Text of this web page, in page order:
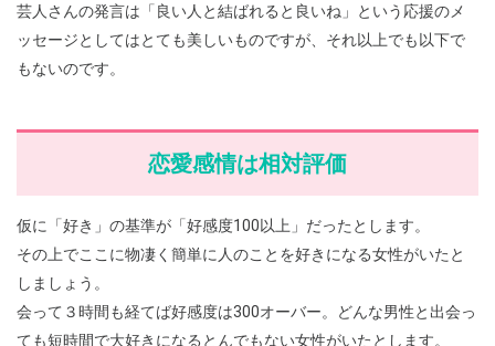
芸人さんの発言は「良い人と結ばれると良いね」という応援のメ
ッセージとしてはとても美しいものですが、それ以上でも以下で
もないのです。
恋愛感情は相対評価
仮に「好き」の基準が「好感度100以上」だったとします。
その上でここに物凄く簡単に人のことを好きになる女性がいたと
しましょう。
会って３時間も経てば好感度は300オーバー。どんな男性と出会っ
ても短時間で大好きになるとんでもない女性がいたとします。